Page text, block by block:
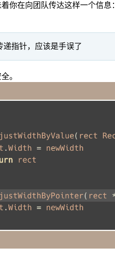
你在向团队传达这样一个信
递指针，应该是手误了
。